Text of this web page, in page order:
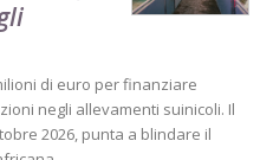
di euro per finanziare
negli allevamenti suinicoli. Il
2026, punta a blindare il